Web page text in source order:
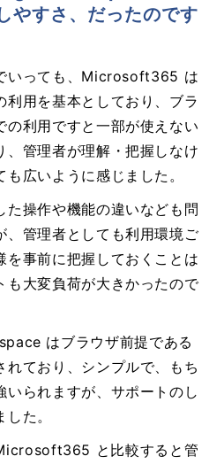
やすさ、だったのです
いっても、Microsoft365 は
利用を基本としており、ブラ
の利用ですと一部が使えない
、管理者が理解・把握しなけ
広いように感じました。
た操作や機能の違いなども問
、管理者としても利用環境ご
を事前に把握しておくことは
も大変負荷が大きかったので
はブラウザ前提である
れており、シンプルで、もち
いられますが、サポートのし
た。
と比較すると管